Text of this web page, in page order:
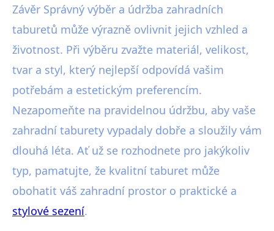
Závěr Správný výběr a údržba zahradních
taburetů může výrazně ovlivnit jejich vzhled a
životnost. Při výběru zvažte materiál, velikost,
tvar a styl, který nejlepší odpovídá vašim
potřebám a estetickým preferencím.
Nezapomeňte na pravidelnou údržbu, aby vaše
zahradní taburety vypadaly dobře a sloužily vám
dlouhá léta. Ať už se rozhodnete pro jakýkoliv
typ, pamatujte, že kvalitní taburet může
obohatit váš zahradní prostor o praktické a
stylové sezení.